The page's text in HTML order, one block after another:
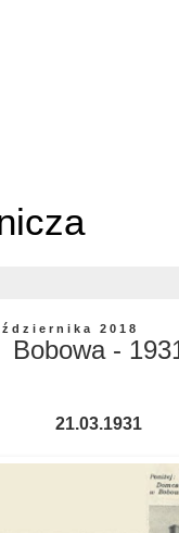
2018
Bobowa -
21.03.1931